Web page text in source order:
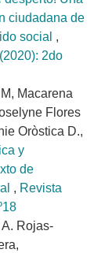
ciudadana de
social ,
2do
Macarena
Flores
Oròstica D.,
y
de
, Revista
Rojas-